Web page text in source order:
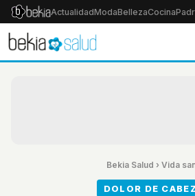
ActualidadModaBellezaCocina
Bekia Salud › Vida
DOLOR DE